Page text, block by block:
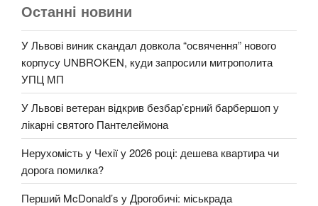
Останні новини
У Львові виник скандал довкола “освячення” нового
корпусу UNBROKEN, куди запросили митрополита
УПЦ МП
У Львові ветеран відкрив безбар’єрний барбершоп у
лікарні святого Пантелеймона
Нерухомість у Чехії у 2026 році: дешева квартира чи
дорога помилка?
Перший McDonald’s у Дрогобичі: міськрада